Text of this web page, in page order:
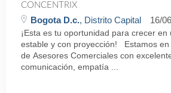
CONCENTRIX
Bogota D.c., Distrito Capital 16/
¡Esta es tu oportunidad para crecer en
estable y con proyección! Estamos en
de Asesores Comerciales con
comunicación, empatía ...